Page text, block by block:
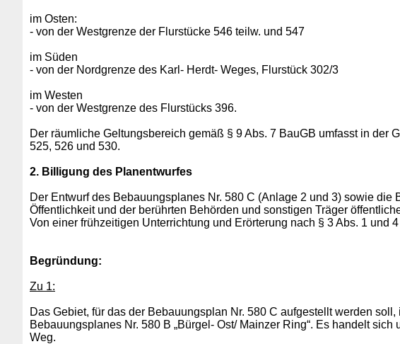
im Osten:
- von der Westgrenze der Flurstücke 546 teilw. und 547
im Süden
- von der Nordgrenze des Karl- Herdt- Weges, Flurstück 302/3
im Westen
- von der Westgrenze des Flurstücks 396.
Der räumliche Geltungsbereich gemäß § 9 Abs. 7 BauGB umfasst in der
525, 526 und 530.
2. Billigung des Planentwurfes
Der Entwurf des Bebauungsplanes Nr. 580 C (Anlage 2 und 3) sowie
Öffentlichkeit und der berührten Behörden und sonstigen Träger
Von einer frühzeitigen Unterrichtung und Erörterung nach § 3 Abs. 1 und
Begründung:
Zu 1:
Das Gebiet, für das der Bebauungsplan Nr. 580 C aufgestellt werden
Bebauungsplanes Nr. 580 B „Bürgel- Ost/ Mainzer Ring“. Es handelt
Weg.